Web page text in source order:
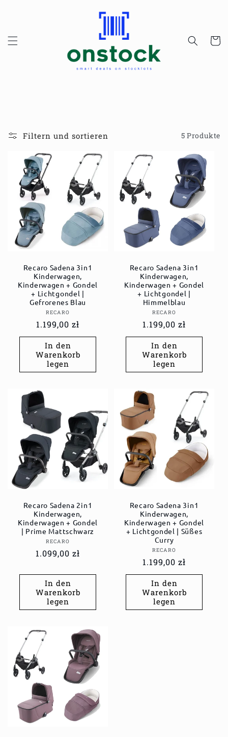
Filtern und sortieren 5 Produkte
Recaro Sadena 3in1
Kinderwagen,
Kinderwagen + Gondel
+ Lichtgondel |
Gefrorenes Blau
Anbieter:
RECARO
Normaler
Preis
1.199,00 zł
In den
Warenkorb
legen
Recaro Sadena 3in1
Kinderwagen,
Kinderwagen + Gondel
+ Lichtgondel |
Himmelblau
Anbieter:
RECARO
Normaler
Preis
1.199,00 zł
In den
Warenkorb
legen
Recaro Sadena 2in1
Kinderwagen,
Kinderwagen + Gondel
| Prime Mattschwarz
Anbieter:
RECARO
Normaler
1.099,00 zł
In den
Warenkorb
legen
Recaro Sadena 3in1
Kinderwagen,
Kinderwagen + Gondel
+ Lichtgondel | Süßes
Curry
Anbieter:
RECARO
Normaler
Preis
1.199,00 zł
In den
Warenkorb
legen